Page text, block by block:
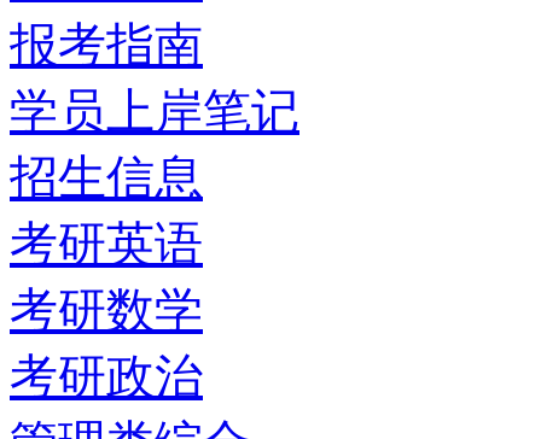
报考指南
学员上岸笔记
招生信息
考研英语
考研数学
考研政治